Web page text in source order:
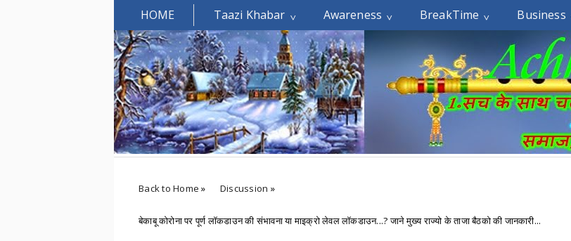
HOME Taazi Khabar Awareness BreakTime Business
Welcomes You.....
Back to Home » Discussion »
बेकाबू कोरोना पर पूर्ण लॉकडाउन की संभावना या माइक्रो लेवल लॉकडाउन...? जाने मुख्य राज्यो के ताजा बैठको की जानकारी...